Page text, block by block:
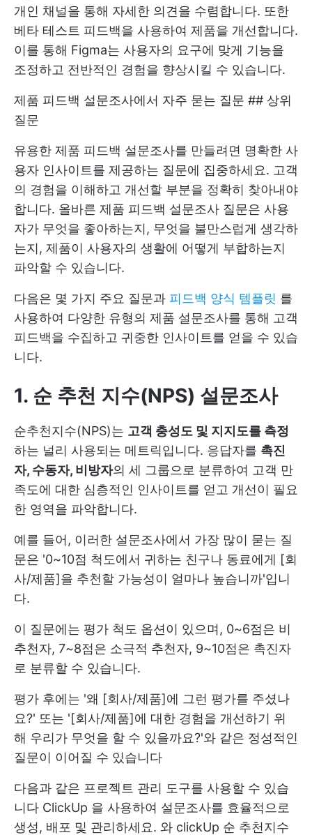
개인 채널을 통해 자세한 의견을 수렴합니다. 또한
베타 테스트 피드백을 사용하여 제품을 개선합니다.
이를 통해 Figma는 사용자의 요구에 맞게 기능을
조정하고 전반적인 경험을 향상시킬 수 있습니다.
제품 피드백 설문조사에서 자주 묻는 질문 ## 상위
질문
유용한 제품 피드백 설문조사를 만들려면 명확한 사
용자 인사이트를 제공하는 질문에 집중하세요. 고객
의 경험을 이해하고 개선할 부분을 정확히 찾아내야
합니다. 올바른 제품 피드백 설문조사 질문은 사용
자가 무엇을 좋아하는지, 무엇을 불만스럽게 생각하
는지, 제품이 사용자의 생활에 어떻게 부합하는지
파악할 수 있습니다.
다음은 몇 가지 주요 질문과 피드백 양식 템플릿 를
사용하여 다양한 유형의 제품 설문조사를 통해 고객
피드백을 수집하고 귀중한 인사이트를 얻을 수 있습
니다.
1. 순 추천 지수(NPS) 설문조사
순추천지수(NPS)는 고객 충성도 및 지지도를 측정
하는 널리 사용되는 메트릭입니다. 응답자를 촉진
자, 수동자, 비방자의 세 그룹으로 분류하여 고객 만
족도에 대한 심층적인 인사이트를 얻고 개선이 필요
한 영역을 파악합니다.
예를 들어, 이러한 설문조사에서 가장 많이 묻는 질
문은 '0~10점 척도에서 귀하는 친구나 동료에게 [회
사/제품]을 추천할 가능성이 얼마나 높습니까'입니
다.
이 질문에는 평가 척도 옵션이 있으며, 0~6점은 비
추천자, 7~8점은 소극적 추천자, 9~10점은 촉진자
로 분류할 수 있습니다.
평가 후에는 '왜 [회사/제품]에 그런 평가를 주셨나
요?' 또는 '[회사/제품]에 대한 경험을 개선하기 위
해 우리가 무엇을 할 수 있을까요?'와 같은 정성적인
질문이 이어질 수 있습니다
다음과 같은 프로젝트 관리 도구를 사용할 수 있습
니다 ClickUp 을 사용하여 설문조사를 효율적으로
생성, 배포 및 관리하세요. 와 clickUp 순 추천지수